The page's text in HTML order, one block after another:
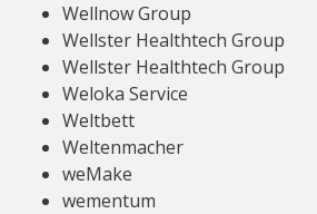
Wellnow Group
Wellster Healthtech Group
Wellster Healthtech Group
Weloka Service
Weltbett
Weltenmacher
weMake
wementum